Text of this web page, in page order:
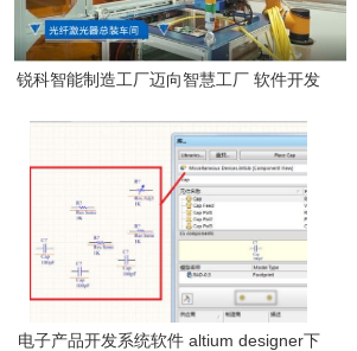
锐科智能制造工厂迈向智慧工厂 软件开发
电子产品开发系统软件 altium designer下